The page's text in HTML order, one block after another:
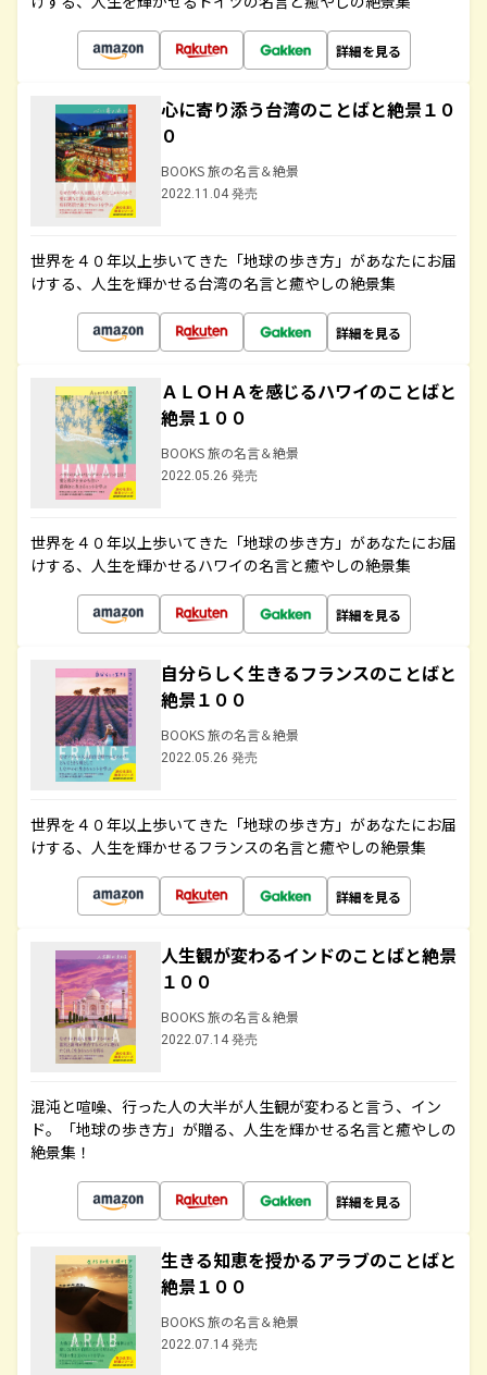
詳細を見る
心に寄り添う台湾のことばと絶景１０
０
BOOKS 旅の名言＆絶景
2022.11.04 発売
世界を４０年以上歩いてきた「地球の歩き方」があなたにお届
けする、人生を輝かせる台湾の名言と癒やしの絶景集
詳細を見る
ＡＬＯＨＡを感じるハワイのことばと
絶景１００
BOOKS 旅の名言＆絶景
2022.05.26 発売
世界を４０年以上歩いてきた「地球の歩き方」があなたにお届
けする、人生を輝かせるハワイの名言と癒やしの絶景集
詳細を見る
自分らしく生きるフランスのことばと
絶景１００
BOOKS 旅の名言＆絶景
2022.05.26 発売
世界を４０年以上歩いてきた「地球の歩き方」があなたにお届
けする、人生を輝かせるフランスの名言と癒やしの絶景集
詳細を見る
人生観が変わるインドのことばと絶景
１００
BOOKS 旅の名言＆絶景
2022.07.14 発売
混沌と喧噪、行った人の大半が人生観が変わると言う、イン
ド。「地球の歩き方」が贈る、人生を輝かせる名言と癒やしの
絶景集！
詳細を見る
生きる知恵を授かるアラブのことばと
絶景１００
BOOKS 旅の名言＆絶景
2022.07.14 発売